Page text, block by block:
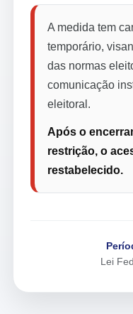
A medida tem
temporário,
das normas
comunicação
eleitoral.
Após o
restrição, o
restabelecido.
Lei